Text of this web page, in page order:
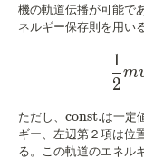
機の軌道伝播が可能で
ネルギー保存則を用いる
2
1
m
ただし、 const.は一定
ギー、左辺第２項は位
る。この軌道のエネル